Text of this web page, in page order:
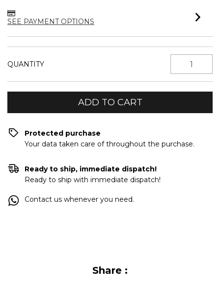
SEE PAYMENT OPTIONS
QUANTITY
Protected purchase
Your data taken care of throughout the purchase.
Ready to ship, immediate dispatch!
Ready to ship with immediate dispatch!
Contact us whenever you need.
Share :